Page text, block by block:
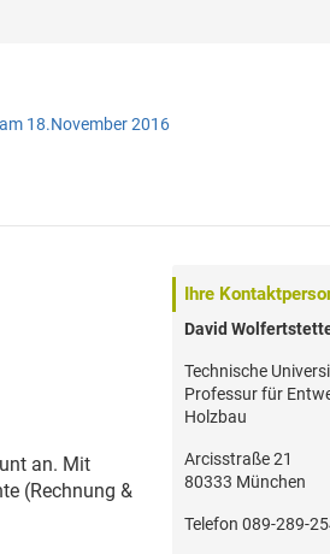
18.November 2016
an. Mit
(Rechnung &
Ihre
David
Technische
Professur für
Holzbau
Arcisstraße 21
80333 München
Telefon 089-289-